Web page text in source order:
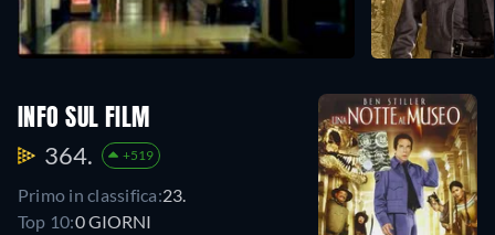
INFO SUL FILM
364. +519
Primo in classifica:23.
Top 10:0 GIORNI